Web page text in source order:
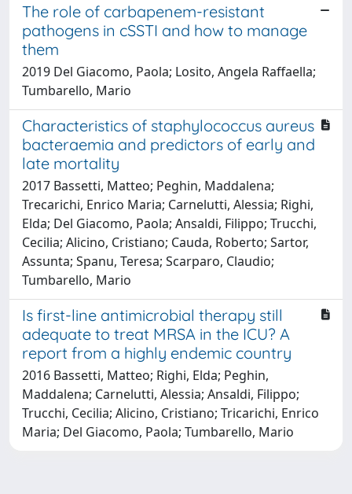
The role of carbapenem-resistant
pathogens in cSSTI and how to manage
them
2019 Del Giacomo, Paola; Losito, Angela Raffaella;
Tumbarello, Mario
Characteristics of staphylococcus aureus
bacteraemia and predictors of early and
late mortality
2017 Bassetti, Matteo; Peghin, Maddalena;
Trecarichi, Enrico Maria; Carnelutti, Alessia; Righi,
Elda; Del Giacomo, Paola; Ansaldi, Filippo; Trucchi,
Cecilia; Alicino, Cristiano; Cauda, Roberto; Sartor,
Assunta; Spanu, Teresa; Scarparo, Claudio;
Tumbarello, Mario
Is first-line antimicrobial therapy still
adequate to treat MRSA in the ICU? A
report from a highly endemic country
2016 Bassetti, Matteo; Righi, Elda; Peghin,
Maddalena; Carnelutti, Alessia; Ansaldi, Filippo;
Trucchi, Cecilia; Alicino, Cristiano; Tricarichi, Enrico
Maria; Del Giacomo, Paola; Tumbarello, Mario